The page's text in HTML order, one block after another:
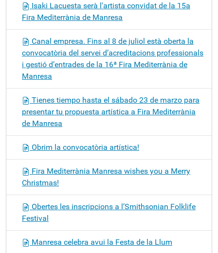
Isaki Lacuesta serà l'artista convidat de la 15a
Fira Mediterrània de Manresa
Canal empresa. Fins al 8 de juliol està oberta la
convocatòria del servei d’acreditacions professionals
i gestió d’entrades de la 16ª Fira Mediterrània de
Manresa
Tienes tiempo hasta el sábado 23 de marzo para
presentar tu propuesta artística a Fira Mediterrània
de Manresa
Obrim la convocatòria artística!
Fira Mediterrània Manresa wishes you a Merry
Christmas!
Obertes les inscripcions a l’Smithsonian Folklife
Festival
Manresa celebra avui la Festa de la Llum